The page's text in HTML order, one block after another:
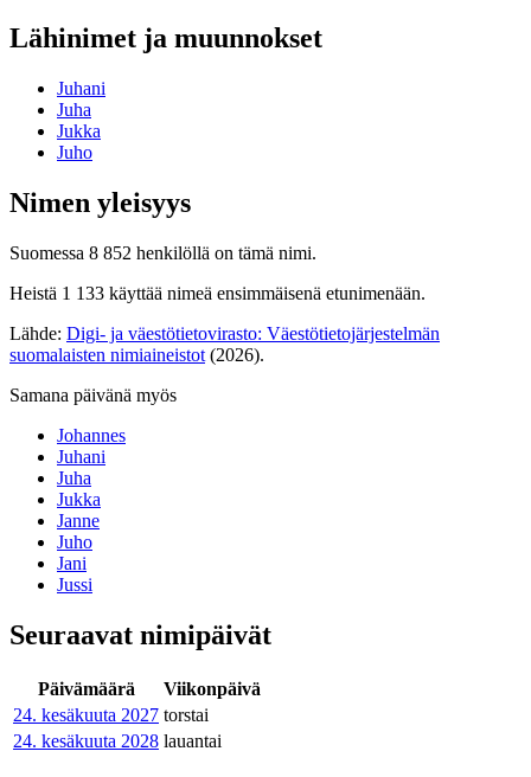
Lähinimet ja muunnokset
Juhani
Juha
Jukka
Juho
Nimen yleisyys
Suomessa 8 852 henkilöllä on tämä nimi.
Heistä 1 133 käyttää nimeä ensimmäisenä etunimenään.
Lähde: Digi- ja väestötietovirasto: Väestötietojärjestelmän
suomalaisten nimiaineistot (2026).
Samana päivänä myös
Johannes
Juhani
Juha
Jukka
Janne
Juho
Jani
Jussi
Seuraavat nimipäivät
Päivämäärä
Viikonpäivä
24. kesäkuuta 2027 torstai
24. kesäkuuta 2028 lauantai